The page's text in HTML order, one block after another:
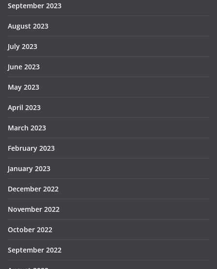
September 2023
August 2023
July 2023
June 2023
May 2023
April 2023
March 2023
February 2023
January 2023
December 2022
November 2022
October 2022
September 2022